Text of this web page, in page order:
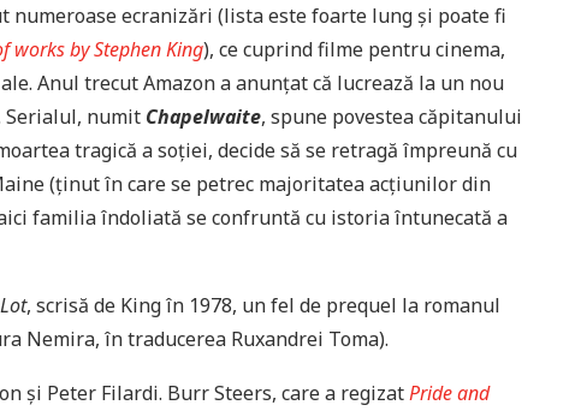
numeroase ecranizări (lista este foarte lung și poate fi
works by Stephen King), ce cuprind filme pentru cinema,
Anul trecut Amazon a anunțat că lucrează la un nou
Serialul, numit Chapelwaite, spune povestea căpitanului
tragică a soției, decide să se retragă împreună cu
(ținut în care se petrec majoritatea acțiunilor din
familia îndoliată se confruntă cu istoria întunecată a
, scrisă de King în 1978, un fel de prequel la romanul
Nemira, în traducerea Ruxandrei Toma).
și Peter Filardi. Burr Steers, care a regizatPride and